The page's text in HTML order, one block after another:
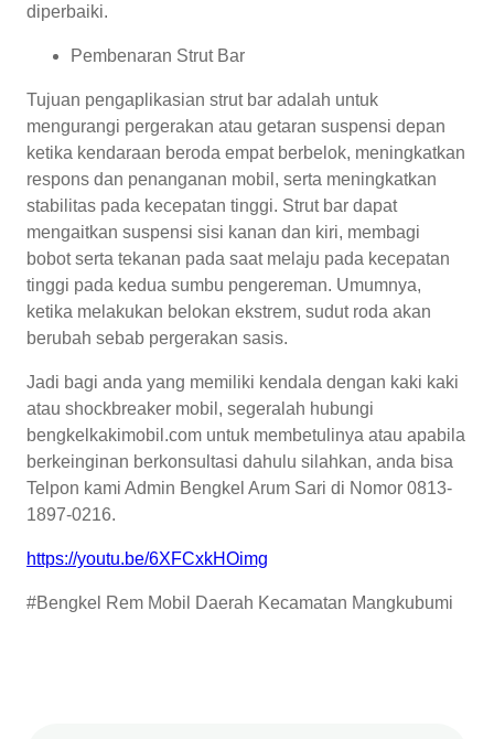
diperbaiki.
Pembenaran Strut Bar
Tujuan pengaplikasian strut bar adalah untuk
mengurangi pergerakan atau getaran suspensi depan
ketika kendaraan beroda empat berbelok, meningkatkan
respons dan penanganan mobil, serta meningkatkan
stabilitas pada kecepatan tinggi. Strut bar dapat
mengaitkan suspensi sisi kanan dan kiri, membagi
bobot serta tekanan pada saat melaju pada kecepatan
tinggi pada kedua sumbu pengereman. Umumnya,
ketika melakukan belokan ekstrem, sudut roda akan
berubah sebab pergerakan sasis.
Jadi bagi anda yang memiliki kendala dengan kaki kaki
atau shockbreaker mobil, segeralah hubungi
bengkelkakimobil.com untuk membetulinya atau apabila
berkeinginan berkonsultasi dahulu silahkan, anda bisa
Telpon kami Admin Bengkel Arum Sari di Nomor 0813-
1897-0216.
https://youtu.be/6XFCxkHOimg
#Bengkel Rem Mobil Daerah Kecamatan Mangkubumi